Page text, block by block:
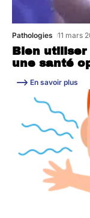
Bien
une santé
Pathologies 11 mars
En savoir plus